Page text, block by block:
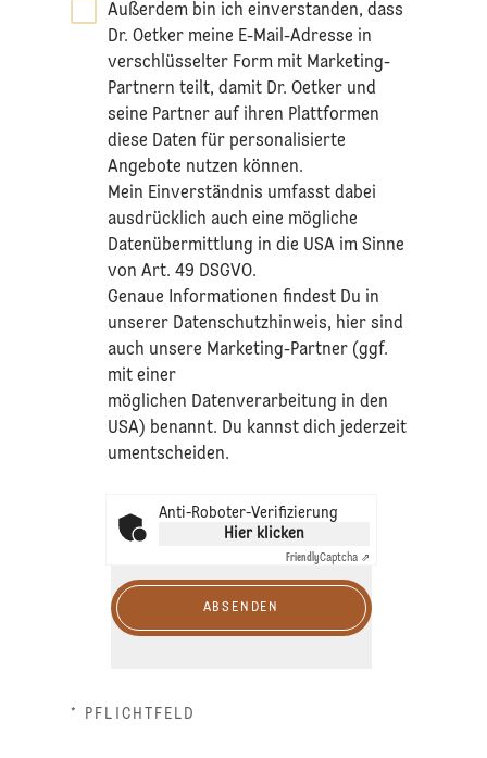
Außerdem bin ich einverstanden, dass
Dr. Oetker meine E-Mail-Adresse in
verschlüsselter Form mit Marketing-
Partnern teilt, damit Dr. Oetker und
seine Partner auf ihren Plattformen
diese Daten für personalisierte
Angebote nutzen können.
Mein Einverständnis umfasst dabei
ausdrücklich auch eine mögliche
Datenübermittlung in die USA im Sinne
von Art. 49 DSGVO.​
​Genaue Informationen findest Du in
unserer Datenschutzhinweis, hier sind
auch unsere Marketing-Partner (ggf.
mit einer
möglichen Datenverarbeitung in den
USA) benannt. Du kannst dich jederzeit
umentscheiden.
Anti-Roboter-Verifizierung
Hier klicken
FriendlyCaptcha ⇗
ABSENDEN
* PFLICHTFELD